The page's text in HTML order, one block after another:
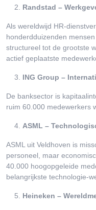
Randstad –
Als wereldwijd HR-
honderdduizenden
structureel tot de grootste
actief geplaatste
ING Group –
De banksector is
ruim 60.000 medewerkers
ASML –
ASML uit Veldhoven is
personeel, maar
40.000 hoogopgeleide
belangrijkste technologie-
Heineken –